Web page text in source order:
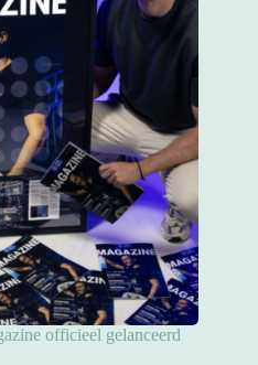
officieel gelanceerd